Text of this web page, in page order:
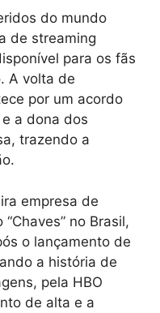
do mundo
de streaming
para os fãs
A volta de
por um acordo
a dona dos
trazendo a
empresa de
no Brasil,
o lançamento de
a história de
pela HBO
de alta e a